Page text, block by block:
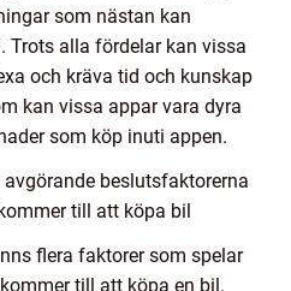
som nästan kan
Trots alla fördelar kan vissa
och kräva tid och kunskap
kan vissa appar vara dyra
som köp inuti appen.
beslutsfaktorerna
till att köpa bil
flera faktorer som spelar
till att köpa en bil.